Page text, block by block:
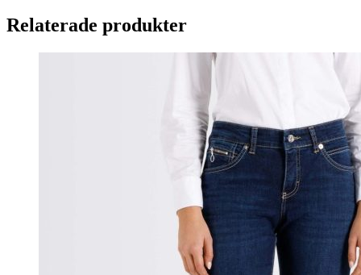
Relaterade produkter